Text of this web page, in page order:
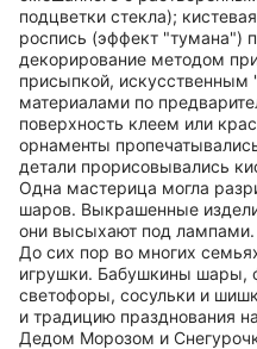
подцветки стекла);
роспись (эффект "тумана")
декорирование методом
присыпкой, искусственным
материалами по
поверхность клеем или
орнаменты
детали прорисовывались
Одна мастерица могла
шаров. Выкрашенные
они высыхают под лампами.
До сих пор во многих
игрушки. Бабушкины шары,
светофоры, сосульки и
и традицию празднования
Дедом Морозом и